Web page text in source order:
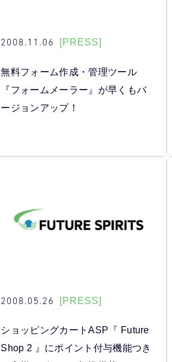
2008.11.06 [PRESS]
無料フォーム作成・管理ツール
『フォームメーラー』が早くもバ
ージョンアップ！
2008.05.26 [PRESS]
ショッピングカートASP『 Future
Shop 2 』にポイント付与機能つき